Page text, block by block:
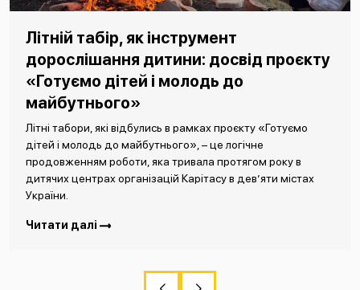
Літній табір, як інструмент
дорослішання дитини: досвід проєкту
«Готуємо дітей і молодь до
майбутнього»
Літні табори, які відбулись в рамках проєкту «Готуємо
дітей і молодь до майбутнього», – це логічне
продовженням роботи, яка тривала протягом року в
дитячих центрах організацій Карітасу в дев’яти містах
України.
Читати далі